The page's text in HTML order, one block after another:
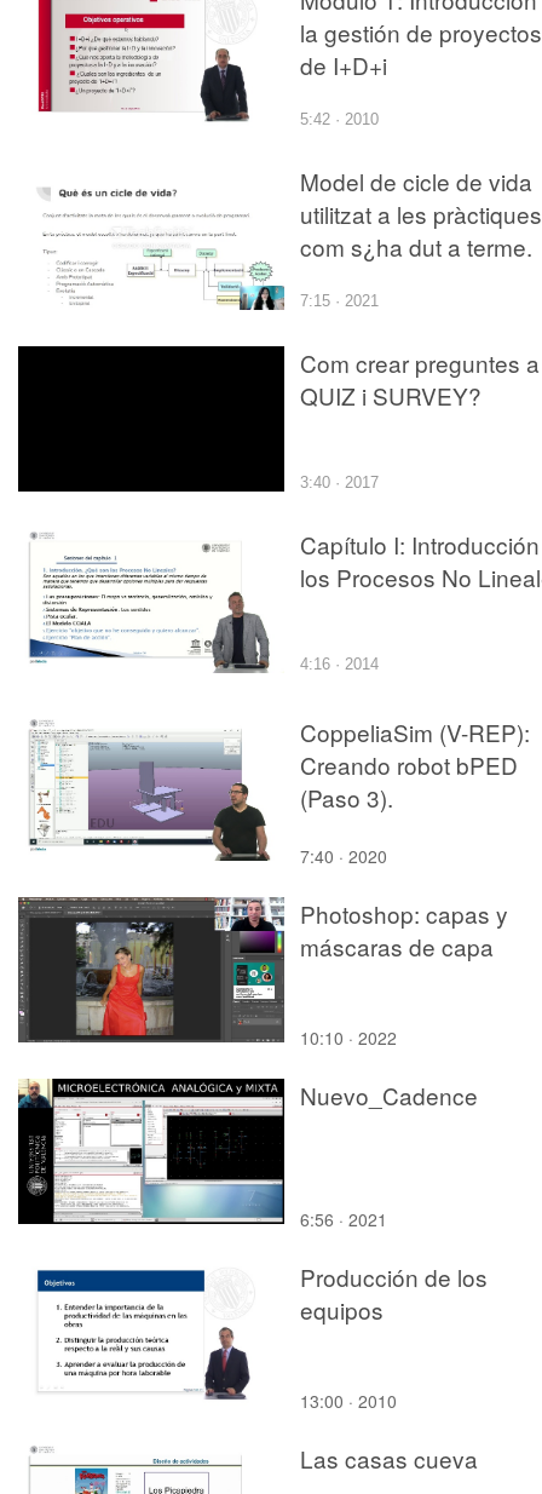
la gestión de proyectos
de I+D+i
5:42 · 2010
Model de cicle de vida
utilitzat a les
com s¿ha dut a terme.
7:15 · 2021
Com crear preguntes a
QUIZ i SURVEY?
3:40 · 2017
Capítulo I:
los Procesos No
4:16 · 2014
CoppeliaSim (V-REP):
Creando robot bPED
(Paso 3).
7:40 · 2020
Photoshop: capas y
máscaras de capa
10:10 · 2022
Nuevo_Cadence
6:56 · 2021
Producción de los
equipos
13:00 · 2010
Las casas cueva